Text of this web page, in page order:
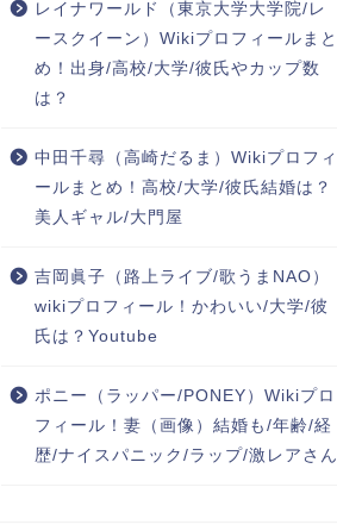
レイナワールド（東京大学大学院/レ
ースクイーン）Wikiプロフィールまと
め！出身/高校/大学/彼氏やカップ数
は？
中田千尋（高崎だるま）Wikiプロフィ
ールまとめ！高校/大学/彼氏結婚は？
美人ギャル/大門屋
吉岡眞子（路上ライブ/歌うまNAO）
wikiプロフィール！かわいい/大学/彼
氏は？Youtube
ポニー（ラッパー/PONEY）Wikiプロ
フィール！妻（画像）結婚も/年齢/経
歴/ナイスパニック/ラップ/激レアさん